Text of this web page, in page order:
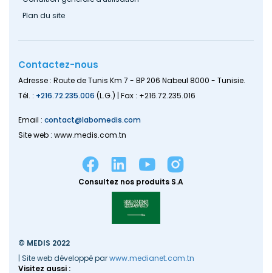
Plan du site
Contactez-nous
Adresse : Route de Tunis Km 7 - BP 206 Nabeul 8000 - Tunisie.
Tél. : +216.72.235.006 (L.G.) | Fax : +216.72.235.016
Email : contact@labomedis.com
Site web : www.medis.com.tn
Consultez nos produits S.A
© MEDIS 2022
| Site web développé parwww.medianet.com.tn
Visitez aussi :